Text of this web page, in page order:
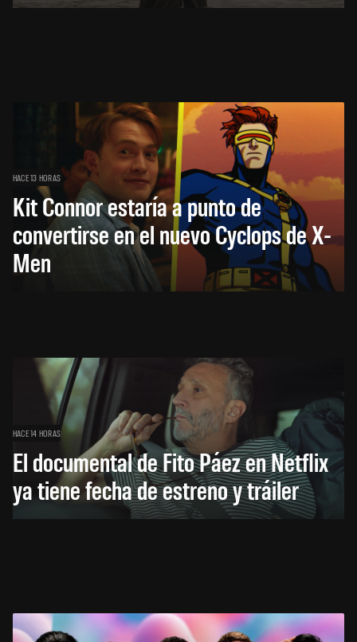
HACE 13 HORAS
Kit Connor estaría a punto de
convertirse en el nuevo Cyclops de X-
Men
HACE 14 HORAS
El documental de Fito Páez en Netflix
ya tiene fecha de estreno y tráiler